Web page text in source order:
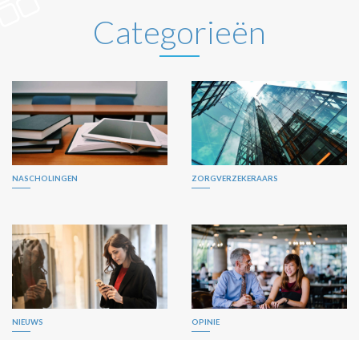
Categorieën
NASCHOLINGEN ZORGVERZEKERAARS
NIEUWS OPINIE